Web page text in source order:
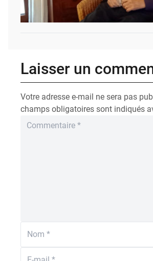
Laisser un
Votre adresse e-mail ne sera pas
champs obligatoires sont indiqués